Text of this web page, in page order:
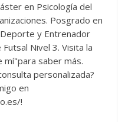
en Psicología del
Posgrado en
y Entrenador
Nivel 3. Visita la
mí"para saber más.
personalizada?
en
!